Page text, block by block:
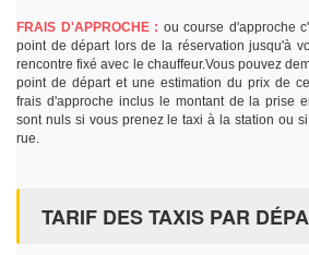
FRAIS D'APPROCHE : ou course d'approche
point de départ lors de la réservation jusqu'à
rencontre fixé avec le chauffeur.Vous pouvez
point de départ et une estimation du prix de
frais d'approche inclus le montant de la prise
sont nuls si vous prenez le taxi à la station ou
rue.
TARIF DES TAXIS PAR